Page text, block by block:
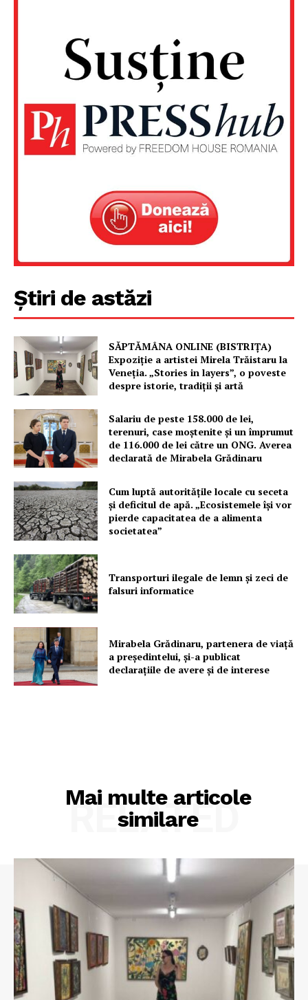
Un proiect
FREEDOM HOUSE ROMÂNIA
PRESShub
Despre noi / Echipa
Proiecte editoriale
Rețea
Contact
Știri de astăzi
SĂPTĂMÂNA ONLINE (BISTRIȚA)
Expoziție a artistei Mirela Trăistaru la
Veneția. „Stories in layers”, o poveste
despre istorie, tradiții și artă
Salariu de peste 158.000 de lei,
terenuri, case moștenite și un împrumut
de 116.000 de lei către un ONG. Averea
declarată de Mirabela Grădinaru
Cum luptă autoritățile locale cu seceta
și deficitul de apă. „Ecosistemele își vor
pierde capacitatea de a alimenta
societatea”
Transporturi ilegale de lemn și zeci de
falsuri informatice
Mirabela Grădinaru, partenera de viață
a președintelui, și-a publicat
declarațiile de avere și de interese
Mai multe articole
similare
RELATED